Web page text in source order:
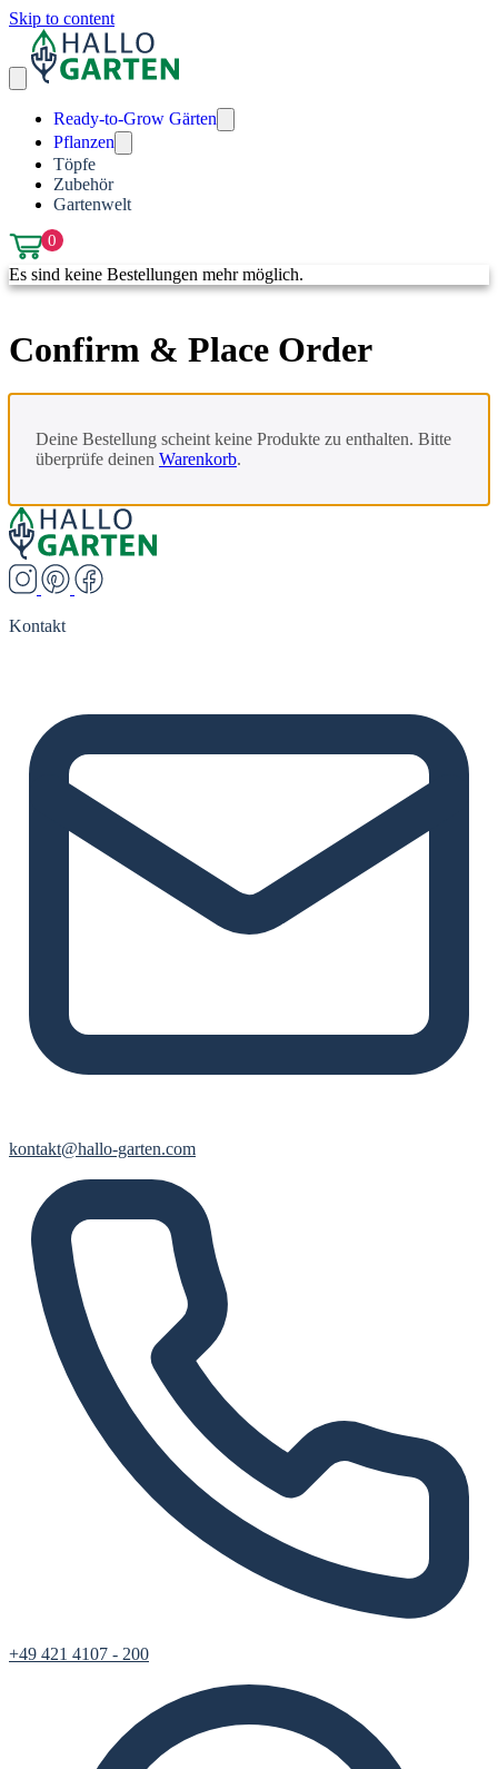
Skip to content
Ready-to-Grow Gärten
Pflanzen
Töpfe
Zubehör
Gartenwelt
0
Es sind keine Bestellungen mehr möglich.
Confirm & Place Order
Deine Bestellung scheint keine Produkte zu enthalten. Bitte
überprüfe deinen Warenkorb.
Kontakt
kontakt@hallo-garten.com
+49 421 4107 - 200